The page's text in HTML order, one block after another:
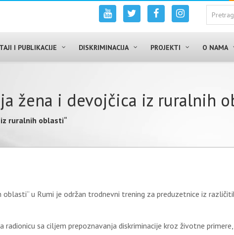
I PUBLIKACIJE DISKRIMINACIJA PROJEKTI O NAMA
žena i devojčica iz ruralnih
ruralnih oblasti“
u Rumi je održan trodnevni trening za preduzetnice iz
radionicu sa ciljem prepoznavanja diskriminacije kroz životne